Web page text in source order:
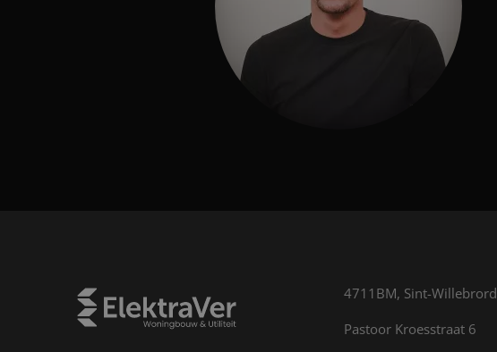
4711BM, Sint-Willebrord
Pastoor Kroesstraat 6